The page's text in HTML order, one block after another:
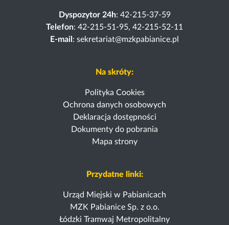
Dyspozytor 24h: 42-215-37-59
Telefon: 42-215-51-95, 42-215-52-11
E-mail : sekretariat@mzkpabianice.pl
Na skróty:
Polityka Cookies
Ochrona danych osobowych
Deklaracja dostępności
Dokumenty do pobrania
Mapa strony
Przydatne linki:
Urząd Miejski w Pabianicach
MZK Pabianice Sp. z o.o.
Łódzki Tramwaj Metropolitalny